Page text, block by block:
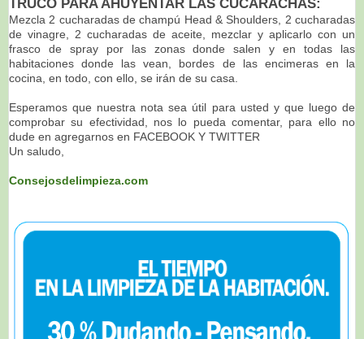
TRUCO PARA AHUYENTAR LAS CUCARACHAS:
Mezcla 2 cucharadas de champú Head & Shoulders, 2 cucharadas
de vinagre, 2 cucharadas de aceite, mezclar y aplicarlo con un
frasco de spray por las zonas donde salen y en todas las
habitaciones donde las vean, bordes de las encimeras en la
cocina, en todo, con ello, se irán de su casa.
Esperamos que nuestra nota sea útil para usted y que luego de
comprobar su efectividad, nos lo pueda comentar, para ello no
dude en agregarnos en FACEBOOK Y TWITTER
Un saludo,
Consejosdelimpieza.com